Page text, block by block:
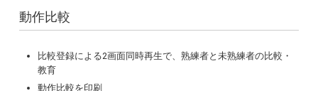
動作比較
比較登録による2画面同時再生で、熟練者と未熟練者の比較・
教育
動作比較を印刷